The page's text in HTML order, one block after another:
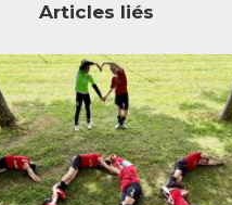
Articles liés